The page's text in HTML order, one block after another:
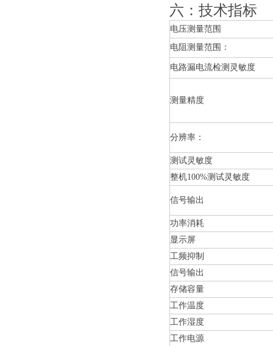
六：技术指标
电压测量范围
电阻测量范围：
电路漏电流检测灵敏度
测量精度
分辨率：
测试灵敏度
整机100%测试灵敏度
信号输出
功率消耗
显示屏
工频抑制
信号输出
存储容量
工作温度
工作湿度
工作电源